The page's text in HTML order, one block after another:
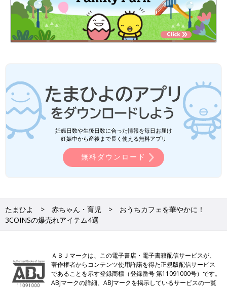
妊娠日数や生後日数に合った情報を毎日お届け
妊娠中から産後まで長く使える無料アプリ
無料ダウンロード
たまひよ 赤ちゃん・育児
おうちカフェを華やかに！
3COINSの爆売れアイテム4選
ＡＢＪマークは、この電子書店・電子書籍配信サービスが、
著作権者からコンテンツ使用許諾を得た正規版配信サービス
であることを示す登録商標（登録番号 第11091000号）です。
ABJマークの詳細、ABJマークを掲示しているサービスの一覧